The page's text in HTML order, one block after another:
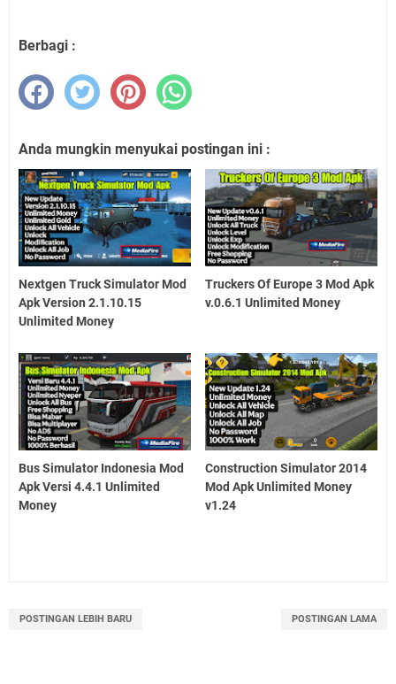
Berbagi :
Anda mungkin menyukai postingan ini :
Nextgen Truck Simulator Mod
Apk Version 2.1.10.15
Unlimited Money
Truckers Of Europe 3 Mod Apk
v.0.6.1 Unlimited Money
Bus Simulator Indonesia Mod
Apk Versi 4.4.1 Unlimited
Money
Construction Simulator 2014
Mod Apk Unlimited Money
v1.24
POSTINGAN LEBIH BARU POSTINGAN LAMA